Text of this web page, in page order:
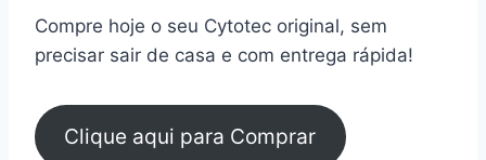
Compre hoje o seu Cytotec original, sem
precisar sair de casa e com entrega rápida!
Clique aqui para Comprar